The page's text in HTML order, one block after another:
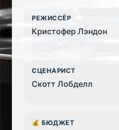
РЕЖИССЁР
Кристофер Лэндон
СЦЕНАРИСТ
Скотт Лобделл
💰 БЮДЖЕТ